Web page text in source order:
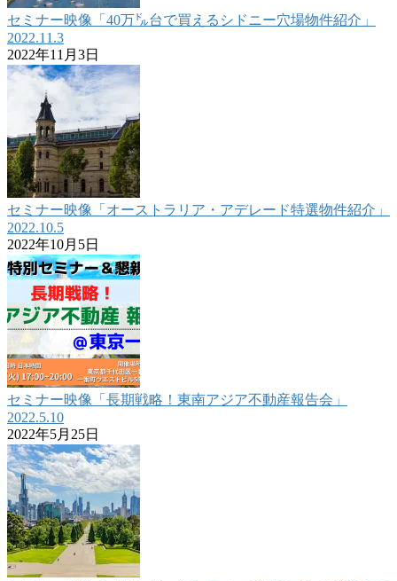
セミナー映像「40万㌦台で買えるシドニー穴場物件紹介」
2022.11.3
2022年11月3日
セミナー映像「オーストラリア・アデレード特選物件紹介」
2022.10.5
2022年10月5日
セミナー映像「長期戦略！東南アジア不動産報告会」
2022.5.10
2022年5月25日